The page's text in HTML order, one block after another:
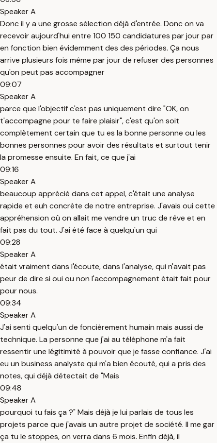
Speaker A
Donc il y a une grosse sélection déjà d'entrée. Donc on va
recevoir aujourd'hui entre 100 150 candidatures par jour par
en fonction bien évidemment des des périodes. Ça nous
arrive plusieurs fois même par jour de refuser des personnes
qu'on peut pas accompagner
09:07
Speaker A
parce que l'objectif c'est pas uniquement dire "OK, on
t'accompagne pour te faire plaisir", c'est qu'on soit
complètement certain que tu es la bonne personne ou les
bonnes personnes pour avoir des résultats et surtout tenir
la promesse ensuite. En fait, ce que j'ai
09:16
Speaker A
beaucoup apprécié dans cet appel, c'était une analyse
rapide et euh concrète de notre entreprise. J'avais oui cette
appréhension où on allait me vendre un truc de rêve et en
fait pas du tout. J'ai été face à quelqu'un qui
09:28
Speaker A
était vraiment dans l'écoute, dans l'analyse, qui n'avait pas
peur de dire si oui ou non l'accompagnement était fait pour
pour nous.
09:34
Speaker A
J'ai senti quelqu'un de foncièrement humain mais aussi de
technique. La personne que j'ai au téléphone m'a fait
ressentir une légitimité à pouvoir que je fasse confiance. J'ai
eu un business analyste qui m'a bien écouté, qui a pris des
notes, qui déjà détectait de "Mais
09:48
Speaker A
pourquoi tu fais ça ?" Mais déjà je lui parlais de tous les
projets parce que j'avais un autre projet de société. Il me gar
ça tu le stoppes, on verra dans 6 mois. Enfin déjà, il